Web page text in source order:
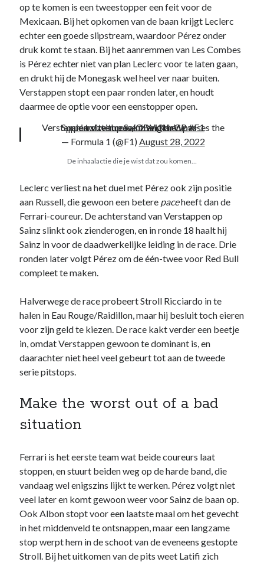
op te komen is een tweestopper een feit voor de
Mexicaan. Bij het opkomen van de baan krijgt Leclerc
echter een goede slipstream, waardoor Pérez onder
druk komt te staan. Bij het aanremmen van Les Combes
is Pérez echter niet van plan Leclerc voor te laten gaan,
en drukt hij de Monegask wel heel ver naar buiten.
Verstappen stopt een paar ronden later, en houdt
daarmee de optie voor een eenstopper open.
Verstappen sizes up Sainz and then passes the Spaniard with ease#BelgianGP#F1
pic.twitter.com/OiWi3HrWnw
— Formula 1 (@F1) August 28, 2022
De inhaalactie die je wist dat zou komen…
Leclerc verliest na het duel met Pérez ook zijn positie
aan Russell, die gewoon een betere paceheeft dan de
Ferrari-coureur. De achterstand van Verstappen op
Sainz slinkt ook zienderogen, en in ronde 18 haalt hij
Sainz in voor de daadwerkelijke leiding in de race. Drie
ronden later volgt Pérez om de één-twee voor Red Bull
compleet te maken.
Halverwege de race probeert Stroll Ricciardo in te
halen in Eau Rouge/Raidillon, maar hij besluit toch eieren
voor zijn geld te kiezen. De race kakt verder een beetje
in, omdat Verstappen gewoon te dominant is, en
daarachter niet heel veel gebeurt tot aan de tweede
serie pitstops.
Make the worst out of a bad
situation
Ferrari is het eerste team wat beide coureurs laat
stoppen, en stuurt beiden weg op de harde band, die
vandaag wel enigszins lijkt te werken. Pérez volgt niet
veel later en komt gewoon weer voor Sainz de baan op.
Ook Albon stopt voor een laatste maal om het gevecht
in het middenveld te ontsnappen, maar een langzame
stop werpt hem in de schoot van de eveneens gestopte
Stroll. Bij het uitkomen van de pits weet Latifi zich